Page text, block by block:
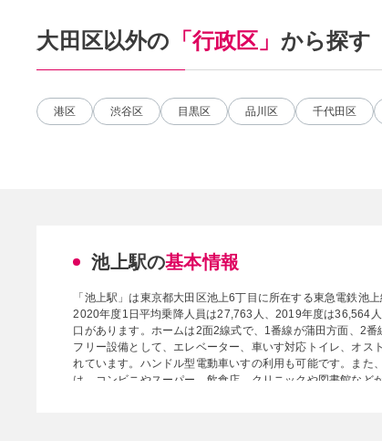
大田区以外の 「行政区」 から探す
港区 渋谷区 目黒区 品川区 千代田区
池上駅の基本情報
「池上駅」は東京都大田区池上6丁目に所在する東急電鉄池
2020年度1日平均乗降人員は27,763人、2019年度は36,564
口があります。ホームは2面2線式で、1番線が蒲田方面、2
フリー設備として、エレベーター、車いす対応トイレ、オス
れています。ハンドル型電動車いすの利用も可能です。また
は、コンビニやスーパー、飲食店、クリニックや図書館など